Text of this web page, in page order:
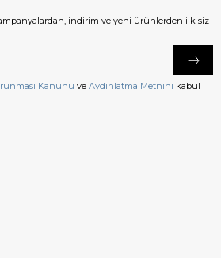
indirim ve yeni ürünlerden ilk siz
Kanunu ve Aydınlatma Metnini kabul